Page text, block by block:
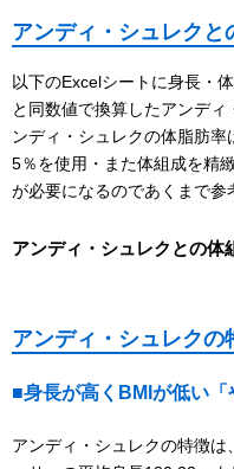
アンディ・シュレクと
以下のExcelシートに身長・
と同数値で換算したアンデ
ンディ・シュレクの体脂肪
5％を使用・また体組成を精
が必要になるのであくまで参
アンディ・シュレクとの体
アンディ・シュレクの
■身長が高くBMIが低い「
アンディ・シュレクの特徴